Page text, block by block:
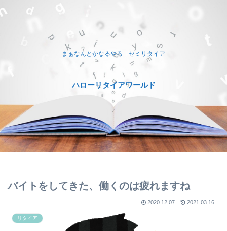
まぁなんとかなるやろ セミリタイア
ハローリタイアワールド
バイトをしてきた、働くのは疲れますね
2020.12.07 2021.03.16
リタイア